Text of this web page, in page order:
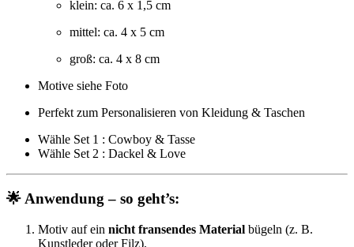
klein: ca. 6 x 1,5 cm
mittel: ca. 4 x 5 cm
groß: ca. 4 x 8 cm
Motive siehe Foto
Perfekt zum Personalisieren von Kleidung & Taschen
Wähle Set 1 : Cowboy & Tasse
Wähle Set 2 : Dackel & Love
🌟 Anwendung – so geht’s:
Motiv auf ein nicht fransendes Material bügeln (z. B.
Kunstleder oder Filz).